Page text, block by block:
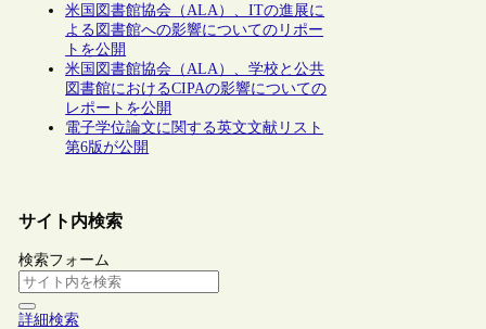
米国図書館協会（ALA）、ITの進展に
よる図書館への影響についてのリポー
トを公開
米国図書館協会（ALA）、学校と公共
図書館におけるCIPAの影響についての
レポートを公開
電子学位論文に関する英文文献リスト
第6版が公開
サイト内検索
検索フォーム
詳細検索